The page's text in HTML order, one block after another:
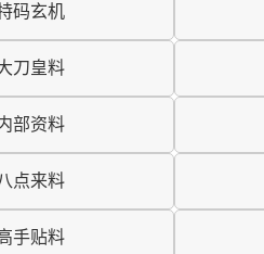
码玄机
刀皇料
部资料
点来料
手贴料